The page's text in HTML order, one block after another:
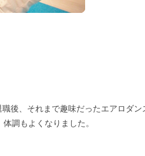
後、それまで趣味だったエアロダ
調もよくなりました。